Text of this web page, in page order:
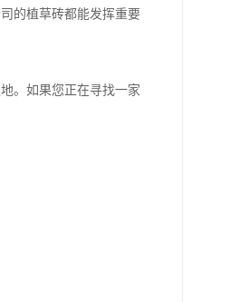
的植草砖都能发挥重要
。如果您正在寻找一家